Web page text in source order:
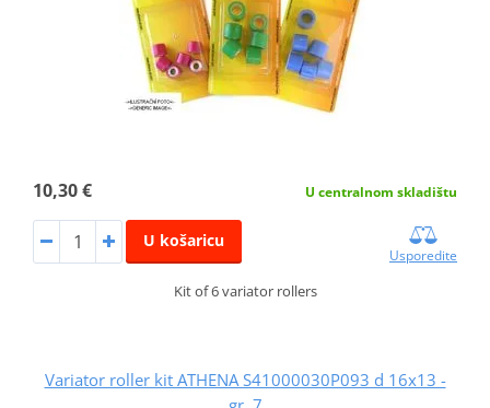
10,30 € U centralnom skladištu
U košaricu
Usporedite
Kit of 6 variator rollers
Variator roller kit ATHENA S41000030P093 d 16x13 -